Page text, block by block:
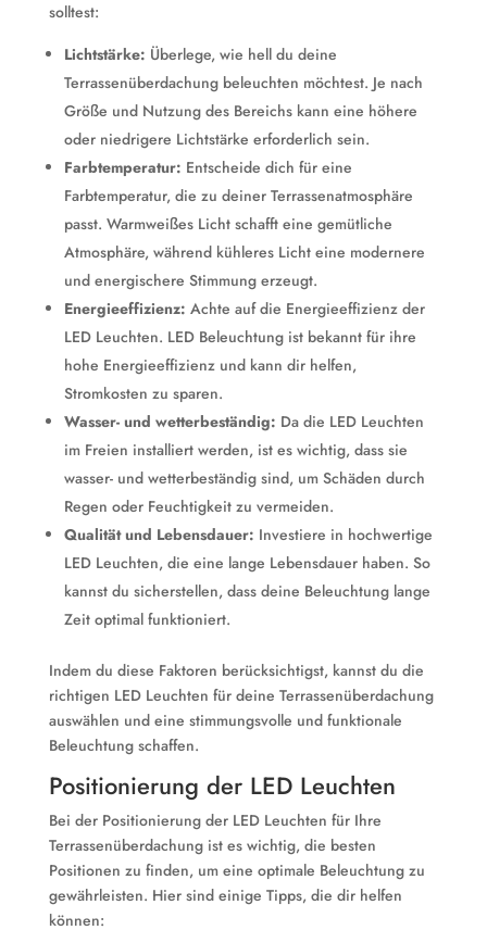
solltest:
Lichtstärke: Überlege, wie hell du deine
Terrassenüberdachung beleuchten möchtest. Je nach
Größe und Nutzung des Bereichs kann eine höhere
oder niedrigere Lichtstärke erforderlich sein.
Farbtemperatur: Entscheide dich für eine
Farbtemperatur, die zu deiner Terrassenatmosphäre
passt. Warmweißes Licht schafft eine gemütliche
Atmosphäre, während kühleres Licht eine modernere
und energischere Stimmung erzeugt.
Energieeffizienz: Achte auf die Energieeffizienz der
LED Leuchten. LED Beleuchtung ist bekannt für ihre
hohe Energieeffizienz und kann dir helfen,
Stromkosten zu sparen.
Wasser- und wetterbeständig: Da die LED Leuchten
im Freien installiert werden, ist es wichtig, dass sie
wasser- und wetterbeständig sind, um Schäden durch
Regen oder Feuchtigkeit zu vermeiden.
Qualität und Lebensdauer: Investiere in hochwertige
LED Leuchten, die eine lange Lebensdauer haben. So
kannst du sicherstellen, dass deine Beleuchtung lange
Zeit optimal funktioniert.
Indem du diese Faktoren berücksichtigst, kannst du die
richtigen LED Leuchten für deine Terrassenüberdachung
auswählen und eine stimmungsvolle und funktionale
Beleuchtung schaffen.
Positionierung der LED Leuchten
Bei der Positionierung der LED Leuchten für Ihre
Terrassenüberdachung ist es wichtig, die besten
Positionen zu finden, um eine optimale Beleuchtung zu
gewährleisten. Hier sind einige Tipps, die dir helfen
können: